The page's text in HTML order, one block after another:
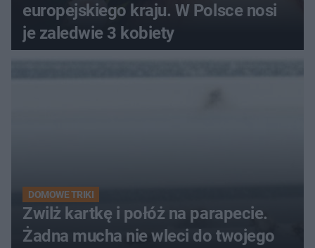
europejskiego kraju. W Polsce nosi
je zaledwie 3 kobiety
DOMOWE TRIKI
Zwilż kartkę i połóż na parapecie.
Żadna mucha nie wleci do twojego